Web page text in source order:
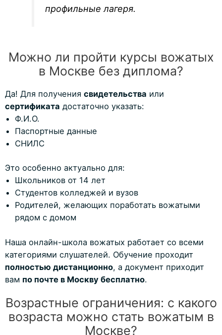
профильные лагеря.
Можно ли пройти курсы вожатых
в Москве без диплома?
Да! Для получения свидетельства или
сертификата достаточно указать:
Ф.И.О.
Паспортные данные
СНИЛС
Это особенно актуально для:
Школьников от 14 лет
Студентов колледжей и вузов
Родителей, желающих поработать вожатыми
рядом с домом
Наша онлайн-школа вожатых работает со всеми
категориями слушателей. Обучение проходит
полностью дистанционно, а документ приходит
вам по почте в Москву бесплатно.
Возрастные ограничения: с какого
возраста можно стать вожатым в
Москве?